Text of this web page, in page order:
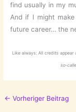
find usually in my
And if I might
future career… the
Like always: All credits
so-
← Vorheriger Beitrag